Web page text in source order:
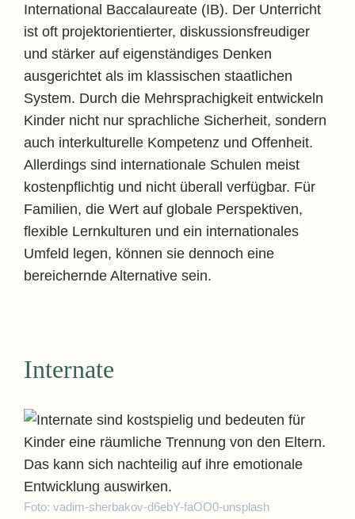
International Baccalaureate (IB). Der Unterricht
ist oft projektorientierter, diskussionsfreudiger
und stärker auf eigenständiges Denken
ausgerichtet als im klassischen staatlichen
System. Durch die Mehrsprachigkeit entwickeln
Kinder nicht nur sprachliche Sicherheit, sondern
auch interkulturelle Kompetenz und Offenheit.
Allerdings sind internationale Schulen meist
kostenpflichtig und nicht überall verfügbar. Für
Familien, die Wert auf globale Perspektiven,
flexible Lernkulturen und ein internationales
Umfeld legen, können sie dennoch eine
bereichernde Alternative sein.
Internate
Foto: vadim-sherbakov-d6ebY-faOO0-unsplash